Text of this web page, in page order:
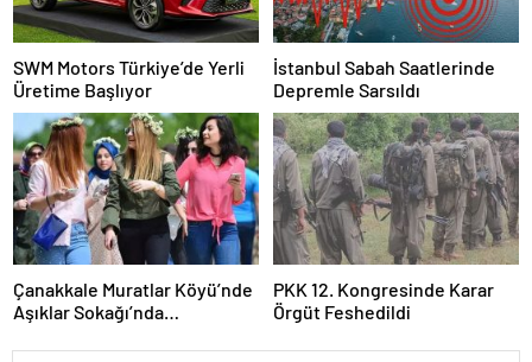
SWM Motors Türkiye’de Yerli
Üretime Başlıyor
İstanbul Sabah Saatlerinde
Depremle Sarsıldı
Çanakkale Muratlar Köyü’nde
Aşıklar Sokağı’nda
Eş Arayışı Renkli Görüntülere
PKK 12. Kongresinde Karar
Örgüt Feshedildi